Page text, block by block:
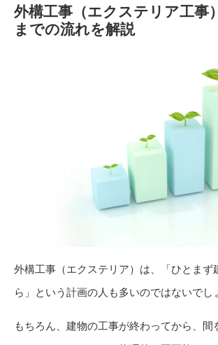
外構工事（エクステリア工事
までの流れを解説
外構工事（エクステリア）は、「ひとまず
ら」という計画の人も多いのではないでし
もちろん、建物の工事が終わってから、間